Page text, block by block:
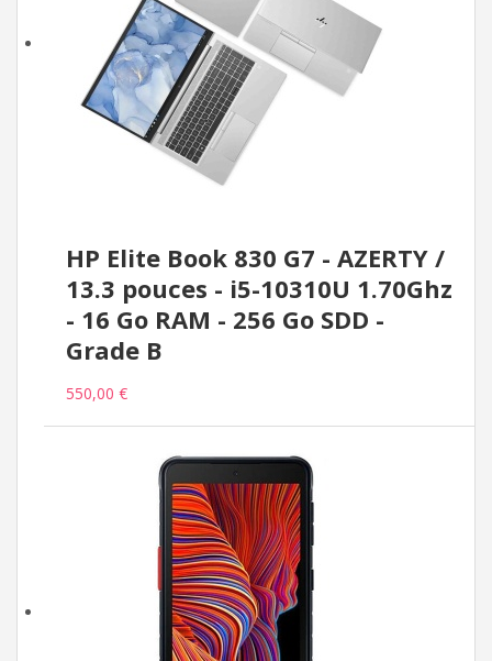
HP Elite Book 830 G7 - AZERTY /
13.3 pouces - i5-10310U 1.70Ghz
- 16 Go RAM - 256 Go SDD -
Grade B
550,00 €